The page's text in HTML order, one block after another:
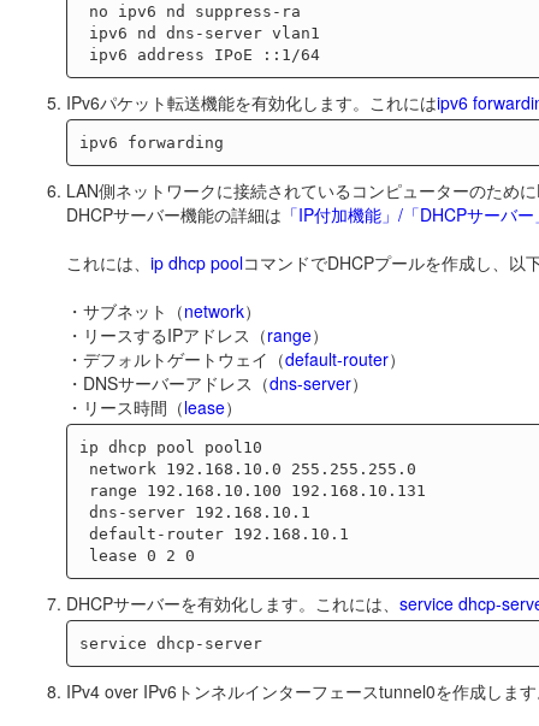
ipv6 address IPoE ::1/64
IPv6パケット転送機能を有効化します。これにはipv6
LAN側ネットワークに接続されているコンピューターのため
DHCPサーバー機能の詳細は 「IP付加機能」/「DHCPサーバー
これには、 ip dhcp poolコマンドでDHCPプールを作成し、以
・サブネット（network）
・リースするIPアドレス（range）
・デフォルトゲートウェイ（default-router）
・DNSサーバーアドレス（dns-server）
・リース時間（lease）
ip dhcp pool pool10
DHCPサーバーを有効化します。これには、 service dhcp-
service dhcp-server
IPv4 over IPv6トンネルインターフェースtunnel0を作成しま